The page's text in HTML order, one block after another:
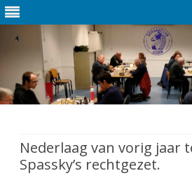
de
Nederlaag van vorig jaar
Spassky’s rechtgezet.